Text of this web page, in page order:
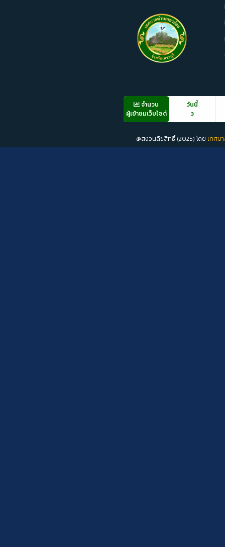
จำนวน
ผู้เข้าชมเว็บไซต์
วันนี้
3
@สงวนลิขสิทธิ์ (2025) โดย เทศบ